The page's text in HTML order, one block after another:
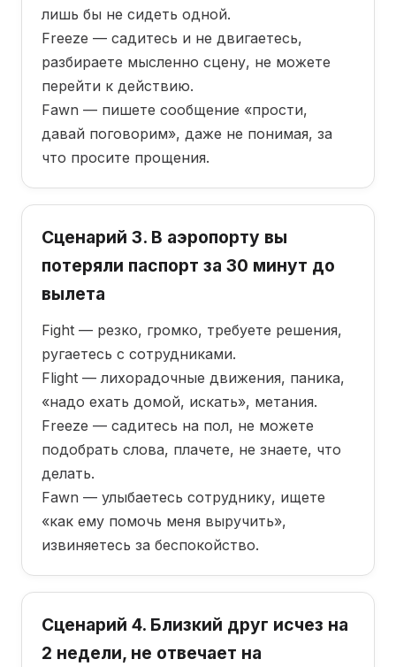
лишь бы не сидеть одной.
Freeze — садитесь и не двигаетесь,
разбираете мысленно сцену, не можете
перейти к действию.
Fawn — пишете сообщение «прости,
давай поговорим», даже не понимая, за
что просите прощения.
Сценарий 3. В аэропорту вы
потеряли паспорт за 30 минут до
вылета
Fight — резко, громко, требуете решения,
ругаетесь с сотрудниками.
Flight — лихорадочные движения, паника,
«надо ехать домой, искать», метания.
Freeze — садитесь на пол, не можете
подобрать слова, плачете, не знаете, что
делать.
Fawn — улыбаетесь сотруднику, ищете
«как ему помочь меня выручить»,
извиняетесь за беспокойство.
Сценарий 4. Близкий друг исчез на
2 недели, не отвечает на